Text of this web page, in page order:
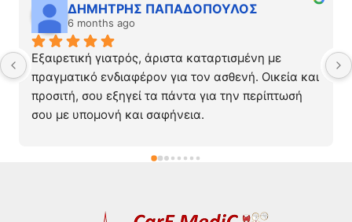
ΔΗΜΗΤΡΗΣ ΠΑΠΑΔΟΠΟΥΛΟΣ
6 months ago
Εξαιρετική γιατρός, άριστα καταρτισμένη με
πραγματικό ενδιαφέρον για τον ασθενή. Οικεία και
προσιτή, σου εξηγεί τα πάντα για την περίπτωσή
σου με υπομονή και σαφήνεια.